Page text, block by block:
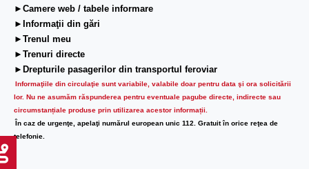
►Camere web / tabele informare
►Informaţii din gări
►Trenul meu
►Trenuri directe
►Drepturile pasagerilor din transportul feroviar
Informaţiile din circulaţie sunt variabile, valabile doar pentru data şi ora solicitării
lor. Nu ne asumăm răspunderea pentru eventuale pagube directe, indirecte sau
circumstanțiale produse prin utilizarea acestor informații.
În caz de urgenţe, apelaţi numărul european unic 112. Gratuit în orice reţea de
telefonie.